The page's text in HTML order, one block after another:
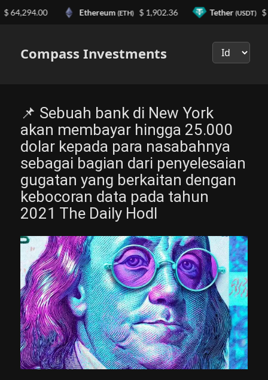
Compass Investments
📌 Sebuah bank di New York
akan membayar hingga 25.000
dolar kepada para nasabahnya
sebagai bagian dari penyelesaian
gugatan yang berkaitan dengan
kebocoran data pada tahun
2021 The Daily Hodl
Ethereum(ETH) $ 1,902.36 Tether(USDT) $